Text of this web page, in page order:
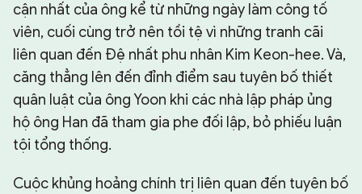
cận nhất của ông kể từ những ngày làm công tố
viên, cuối cùng trở nên tồi tệ vì những tranh cãi
liên quan đến Đệ nhất phu nhân Kim Keon-hee. Và,
căng thẳng lên đến đỉnh điểm sau tuyên bố thiết
quân luật của ông Yoon khi các nhà lập pháp ủng
hộ ông Han đã tham gia phe đối lập, bỏ phiếu luận
tội tổng thống.
Cuộc khủng hoảng chính trị liên quan đến tuyên bố